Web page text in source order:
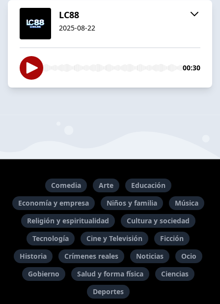
LC88
2025-08-22
00:30
Comedia Arte
Educación
Economía y empresa
Niños y familia
Música
Religión y espiritualidad
Cultura y sociedad
Tecnología
Cine y Televisión
Ficción
Historia
Crímenes reales Noticias
Ocio
Gobierno
Salud y forma física
Ciencias
Deportes